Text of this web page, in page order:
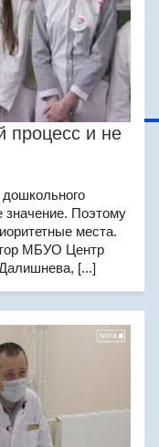
процесс и не
значение. Поэтому
места.
МБУО Центр
[...]